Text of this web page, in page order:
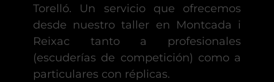
Torelló. Un servicio que ofrecemos
desde nuestro taller en Montcada i
Reixac tanto a profesionales
(escuderías de competición) como a
particulares con réplicas.